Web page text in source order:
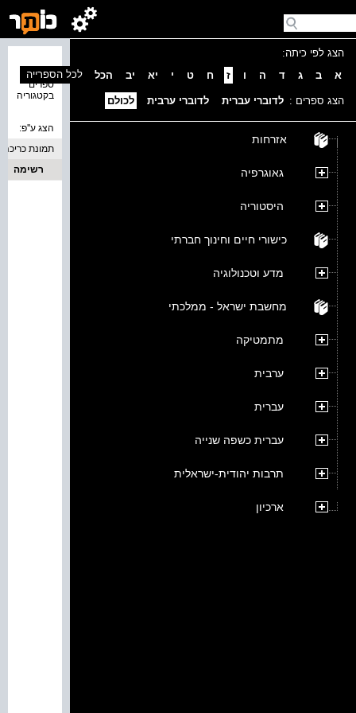
הצג לפי כיתה:
א
ב ג ד ה ו ז ח ט י יא יב הכל
הצג ספרים : לדוברי עברית לדוברי ערבית לכולם
אזרחות
גאוגרפיה
היסטוריה
כישורי חיים וחינוך חברתי
מדע וטכנולוגיה
מחשבת ישראל - ממלכתי
מתמטיקה
ערבית
עברית
עברית כשפה שנייה
תרבות יהודית-ישראלית
ארכיון
ספרים
בקטגוריה
לכל הספרייה
הצג ע''פ:
תמונת כריכה
רשימה